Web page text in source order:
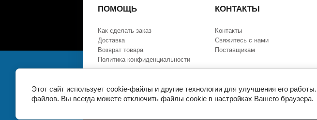
ПОМОЩЬ
Как сделать заказ
Доставка
Возврат товара
Политика конфиденциальности
КОНТАКТЫ
Контакты
Свяжитесь с нами
Поставщикам
Copyright © 2014 - 2026
АРЕНА
Этот сайт использует cookie-файлы и другие технологии для улучшения его
файлов. Вы всегда можете отключить файлы cookie в настройках Вашего браузера.